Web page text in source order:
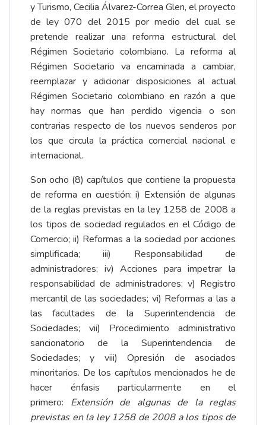
y Turismo, Cecilia Álvarez-Correa Glen, el proyecto
de ley 070 del 2015 por medio del cual se
pretende realizar una reforma estructural del
Régimen Societario colombiano. La reforma al
Régimen Societario va encaminada a cambiar,
reemplazar y adicionar disposiciones al actual
Régimen Societario colombiano en razón a que
hay normas que han perdido vigencia o son
contrarias respecto de los nuevos senderos por
los que circula la práctica comercial nacional e
internacional.
Son ocho (8) capítulos que contiene la propuesta
de reforma en cuestión: i) Extensión de algunas
de la reglas previstas en la ley 1258 de 2008 a
los tipos de sociedad regulados en el Código de
Comercio; ii) Reformas a la sociedad por acciones
simplificada; iii) Responsabilidad de
administradores; iv) Acciones para impetrar la
responsabilidad de administradores; v) Registro
mercantil de las sociedades; vi) Reformas a las a
las facultades de la Superintendencia de
Sociedades; vii) Procedimiento administrativo
sancionatorio de la Superintendencia de
Sociedades; y viii) Opresión de asociados
minoritarios. De los capítulos mencionados he de
hacer énfasis particularmente en el
primero: Extensión de algunas de la reglas
previstas en la ley 1258 de 2008 a los tipos de